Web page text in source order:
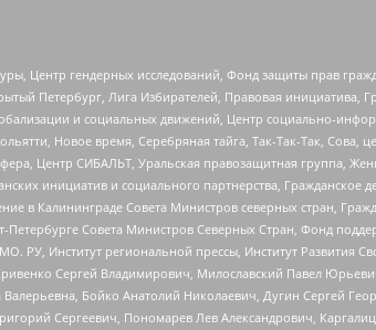
Центр гендерных исследований, Фонд защиты прав
Петербург, Лига Избирателей, Правовая инициатива,
и социальных движений, Центр социально-
Новое время, Серебряная тайга, Так-Так-Так, Сова,
Центр СИБАЛЬТ, Уральская правозащитная группа,
инициатив и социального партнерства, Гражданское
Калининграде Совета Министров северных стран,
Совета Министров Северных Стран, Фонд
РУ, Институт региональной прессы, Институт
Сергей Владимирович, Милославский Павел
Бойко Анатолий Николаевич, Дугин Сергей
Сергеевич, Пономарев Лев Александрович,